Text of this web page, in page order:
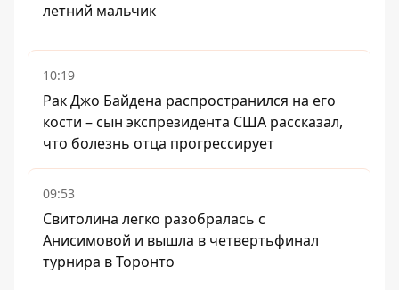
летний мальчик
10:19
Рак Джо Байдена распространился на его
кости – сын экспрезидента США рассказал,
что болезнь отца прогрессирует
09:53
Свитолина легко разобралась с
Анисимовой и вышла в четвертьфинал
турнира в Торонто